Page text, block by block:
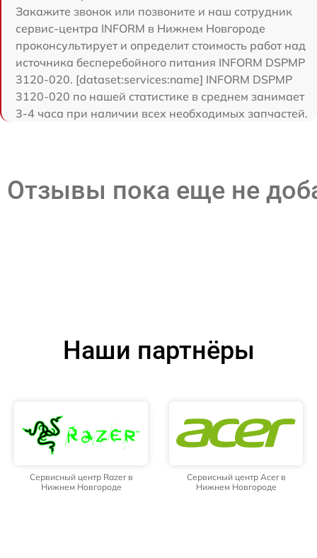
Закажите звонок или позвоните и наш сотрудник
сервис-центра INFORM в Нижнем Новгороде
проконсультирует и определит стоимость работ над
источника бесперебойного питания INFORM DSPMP
3120-020. [dataset:services:name] INFORM DSPMP
3120-020 по нашей статистике в среднем занимает
3-4 часа при наличии всех необходимых запчастей.
Отзывы пока еще не
Наши партнёры
Сервисный центр Razer в
Нижнем Новгороде
Сервисный центр Acer в
Нижнем Новгороде